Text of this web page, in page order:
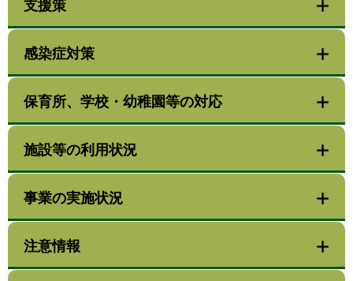
支援策
感染症対策
保育所、学校・幼稚園等の対応
施設等の利用状況
事業の実施状況
注意情報